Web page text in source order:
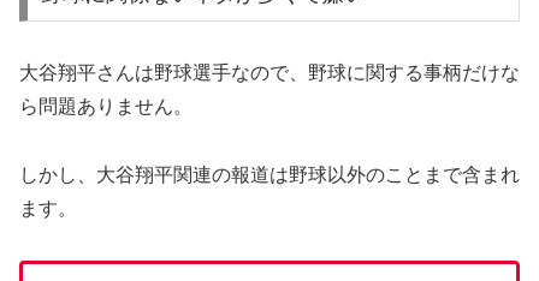
大谷翔平さんは野球選手なので、野球に関する事柄だけな
ら問題ありません。